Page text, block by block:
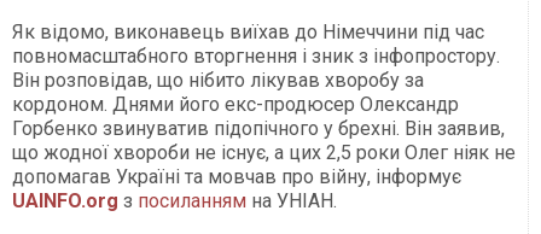
Як відомо, виконавець виїхав до Німеччини під час
повномасштабного вторгнення і зник з інфопростору.
Він розповідав, що нібито лікував хворобу за
кордоном. Днями його екс-продюсер Олександр
Горбенко звинуватив підопічного у брехні. Він заявив,
що жодної хвороби не існує, а цих 2,5 роки Олег ніяк не
допомагав Україні та мовчав про війну, інформує
UAINFO.org з посиланням на УНІАН.